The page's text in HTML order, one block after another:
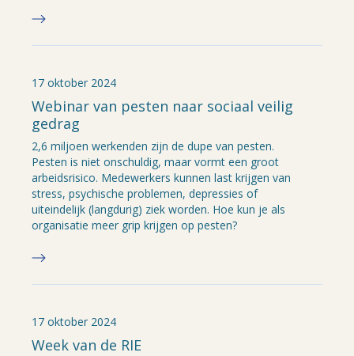
17 oktober 2024
Webinar van pesten naar sociaal veilig
gedrag
2,6 miljoen werkenden zijn de dupe van pesten.
Pesten is niet onschuldig, maar vormt een groot
arbeidsrisico. Medewerkers kunnen last krijgen van
stress, psychische problemen, depressies of
uiteindelijk (langdurig) ziek worden. Hoe kun je als
organisatie meer grip krijgen op pesten?
17 oktober 2024
Week van de RIE